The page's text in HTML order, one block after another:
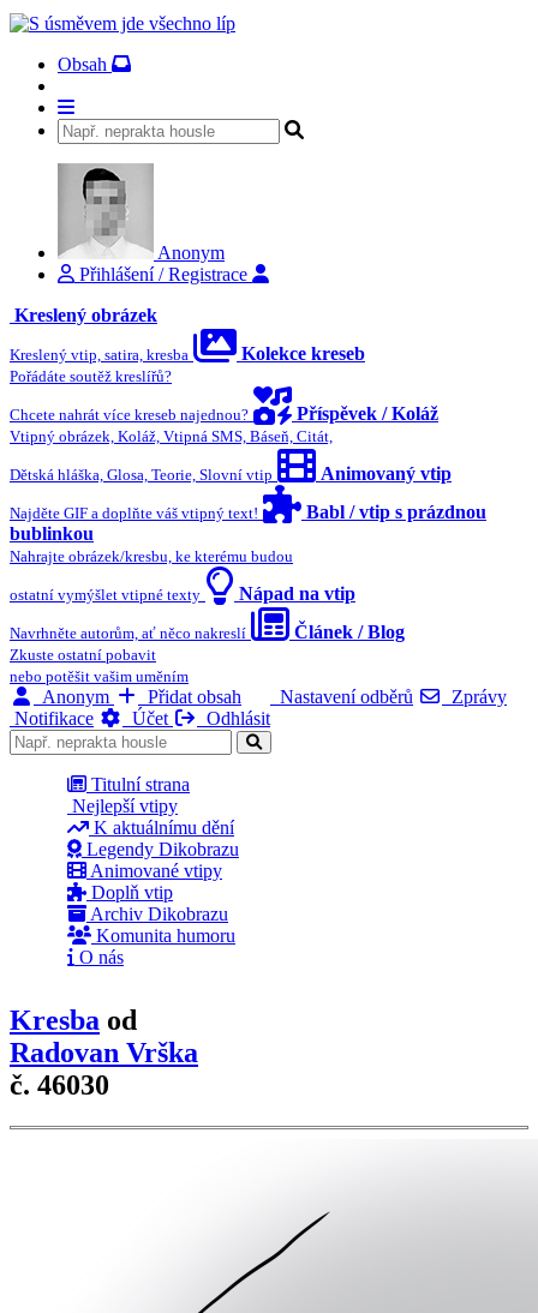
Obsah
Anonym
Přihlášení / Registrace
Kreslený obrázek
Kreslený vtip, satira, kresba Kolekce kreseb
Pořádáte soutěž kreslířů?
Chcete nahrát více kreseb najednou? Příspěvek / Koláž
Vtipný obrázek, Koláž, Vtipná SMS, Báseň, Citát,
Dětská hláška, Glosa, Teorie, Slovní vtip Animovaný vtip
Najděte GIF a doplňte váš vtipný text!
Babl / vtip s prázdnou
bublinkou
Nahrajte obrázek/kresbu, ke kterému budou
ostatní vymýšlet vtipné texty Nápad na vtip
Navrhněte autorům, ať něco nakreslí Článek / Blog
Zkuste ostatní pobavit
nebo potěšit vašim uměním
Anonym Přidat obsah Nastavení odběrů
Zprávy
Notifikace
Účet Odhlásit
Titulní strana
Nejlepší vtipy
K aktuálnímu dění
Legendy Dikobrazu
Animované vtipy
Doplň vtip
Archiv Dikobrazu
Komunita humoru
O nás
Kresba od
Radovan Vrška
č. 46030